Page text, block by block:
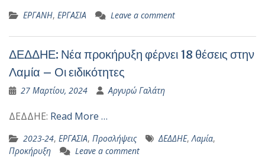
ΕΡΓΑΝΗ, ΕΡΓΑΣΙΑ Leave a comment
ΔΕΔΔΗΕ: Νέα προκήρυξη φέρνει 18 θέσεις στην
Λαμία – Οι ειδικότητες
27 Μαρτίου, 2024 Αργυρώ Γαλάτη
ΔΕΔΔΗΕ: Read More …
2023-24, ΕΡΓΑΣΙΑ, Προσλήψεις ΔΕΔΔΗΕ,Λαμία,
Προκήρυξη
Leave a comment